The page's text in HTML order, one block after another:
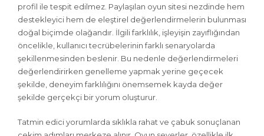
profil ile tespit edilmez. Paylaşılan oyun sitesi nezdinde hem
destekleyici hem de eleştirel değerlendirmelerin bulunması
doğal biçimde olağandır. İlgili farklılık, işleyişin zayıflığından
öncelikle, kullanıcı tecrübelerinin farklı senaryolarda
şekillenmesinden beslenir. Bu nedenle değerlendirmeleri
değerlendirirken genelleme yapmak yerine geçecek
şekilde, deneyim farklılığını önemsemek kayda değer
şekilde gerçekçi bir yorum oluşturur.
Tatmin edici yorumlarda sıklıkla rahat ve çabuk sonuçlanan